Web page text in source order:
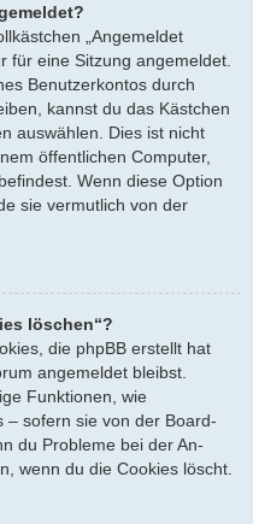
„Angemeldet
für eine Sitzung angemeldet.
Benutzerkontos durch
kannst du das Kästchen
auswählen. Dies ist nicht
öffentlichen Computer,
Wenn diese Option
sie vermutlich von der
löschen“?
die phpBB erstellt hat
angemeldet bleibst.
Funktionen, wie
– sofern sie von der Board-
du Probleme bei der An-
wenn du die Cookies löscht.